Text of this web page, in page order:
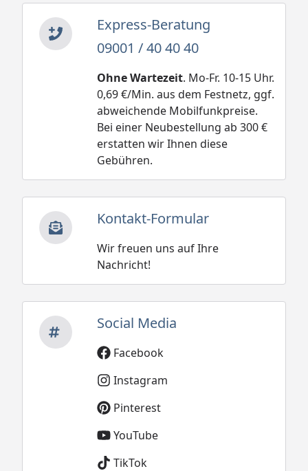
Express-Beratung
09001 / 40 40 40
Ohne Wartezeit. Mo-Fr. 10-15 Uhr.
0,69 €/Min. aus dem Festnetz, ggf.
abweichende Mobilfunkpreise.
Bei einer Neubestellung ab 300 €
erstatten wir Ihnen diese
Gebühren.
Kontakt-Formular
Wir freuen uns auf Ihre
Nachricht!
Social Media
Facebook
Instagram
Pinterest
YouTube
TikTok